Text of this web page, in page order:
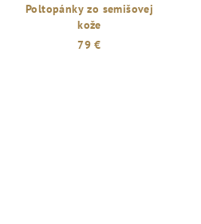
Poltopánky zo semišovej
kože
79 €